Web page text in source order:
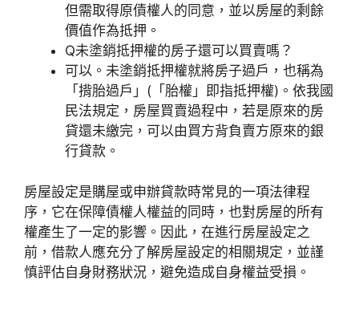
但需取得原債權人的同意，並以房屋的剩餘
價值作為抵押。
Q未塗銷抵押權的房子還可以買賣嗎？
可以。未塗銷抵押權就將房子過戶，也稱為
「揹胎過戶」(「胎權」即指抵押權)。依我國
民法規定，房屋買賣過程中，若是原來的房
貸還未繳完，可以由買方背負賣方原來的銀
行貸款。
房屋設定是購屋或申辦貸款時常見的一項法律程
序，它在保障債權人權益的同時，也對房屋的所有
權產生了一定的影響。因此，在進行房屋設定之
前，借款人應充分了解房屋設定的相關規定，並謹
慎評估自身財務狀況，避免造成自身權益受損。